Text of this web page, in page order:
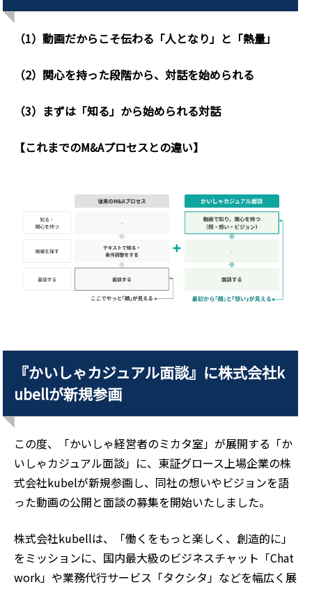
（1）動画だからこそ伝わる「人となり」と「熱量」
（2）関心を持った段階から、対話を始められる
（3）まずは「知る」から始められる対話
【これまでのM&Aプロセスとの違い】
『かいしゃカジュアル面談』に株式会社k
ubellが新規参画
この度、「かいしゃ経営者のミカタ室」が展開する「か
いしゃカジュアル面談」に、東証グロース上場企業の株
式会社kubelが新規参画し、同社の想いやビジョンを語
った動画の公開と面談の募集を開始いたしました。
株式会社kubellは、「働くをもっと楽しく、創造的に」
をミッションに、国内最大級のビジネスチャット「Chat
work」や業務代行サービス「タクシタ」などを幅広く展